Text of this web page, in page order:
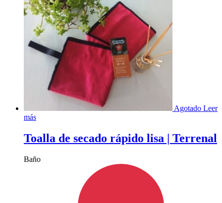
Agotado Leer
más
Toalla de secado rápido lisa | Terrenal
Baño